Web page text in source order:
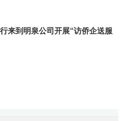
来到明泉公司开展“访侨企送服